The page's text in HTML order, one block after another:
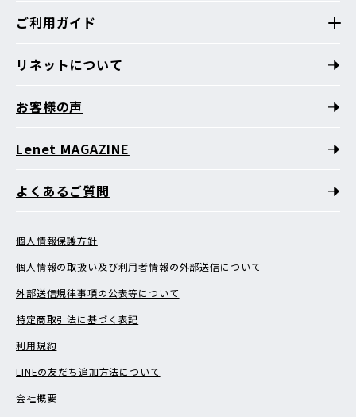
ご利用ガイド
リネットについて
お客様の声
Lenet MAGAZINE
よくあるご質問
個人情報保護方針
個人情報の取扱い及び利用者情報の外部送信について
外部送信規律事項の公表等について
特定商取引法に基づく表記
利用規約
LINEの友だち追加方法について
会社概要